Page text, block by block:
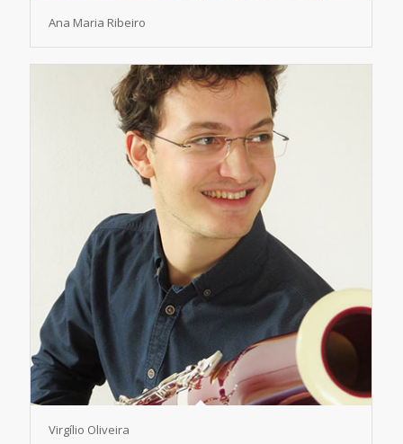
Ana Maria Ribeiro
Virgílio Oliveira